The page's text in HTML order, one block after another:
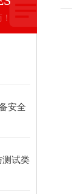
安全
测试类